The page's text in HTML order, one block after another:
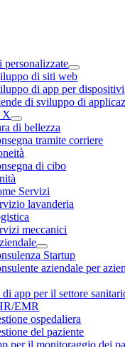
personalizzate
di siti web
di app per
di sviluppo di
X
di bellezza
tramite corriere
di cibo
Servizi
lavanderia
meccanici
Startup
aziendale per
app per il settore
EMR
ospedaliera
del paziente
per il monitoraggio dei